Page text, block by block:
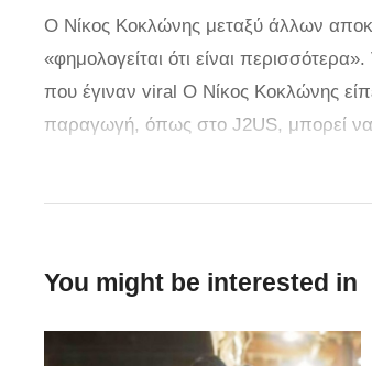
Ο Νίκος Κοκλώνης μεταξύ άλλων
«φημολογείται ότι είναι
που έγιναν viral Ο Νίκος Κοκλώνης
παραγωγή, όπως στο J2US, μπορεί
Open, μετά στον ΑΝΤ1… Κυρίως οι
μια άλλη μεγάλη παραγωγή, όχι δική
You might be interested in